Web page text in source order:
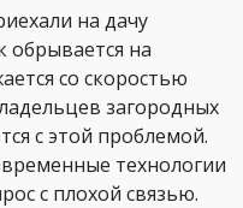
на дачу
обрывается на
со скоростью
загородных
с этой проблемой.
технологии
с плохой связью.